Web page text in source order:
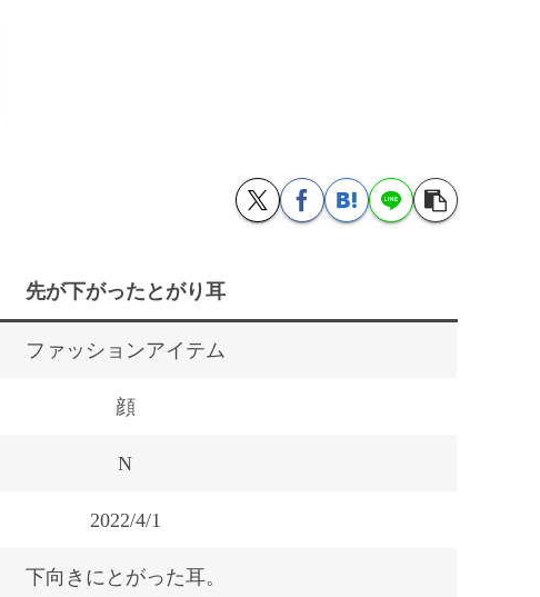
先が下がったとがり耳
ファッションアイテム
顔
N
2022/4/1
下向きにとがった耳。